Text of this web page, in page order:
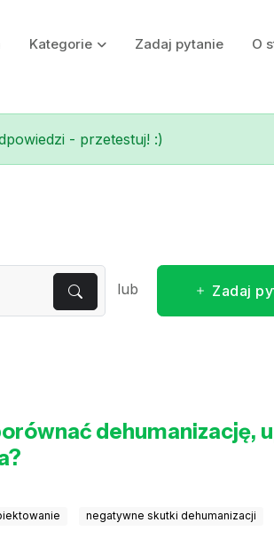
Kategorie Zadaj pytanie O
- przetestuj! :)
lub Zadaj
dehumanizację,
negatywne skutki dehumanizacji